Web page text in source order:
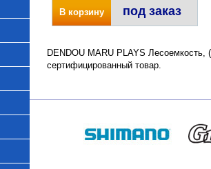
В корзину под заказ
DENDOU MARU PLAYS
сертифицированный товар.